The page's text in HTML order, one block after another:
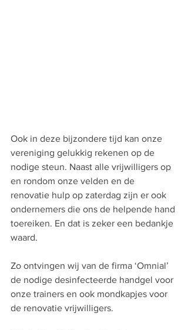
Ook in deze bijzondere tijd kan onze
vereniging gelukkig rekenen op de
nodige steun. Naast alle vrijwilligers op
en rondom onze velden en de
renovatie hulp op zaterdag zijn er ook
ondernemers die ons de helpende hand
toereiken. En dat is zeker een bedankje
waard.
Zo ontvingen wij van de firma ‘Omnial’
de nodige desinfecteerde handgel voor
onze trainers en ook mondkapjes voor
de renovatie vrijwilligers.